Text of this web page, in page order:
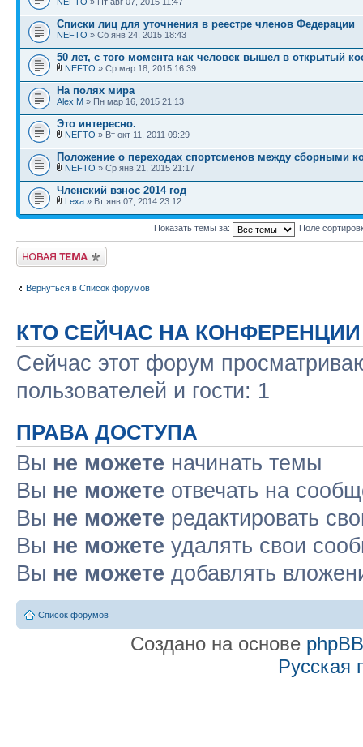
Списки лиц для уточнения в реестре членов Федерации
NEFTO » Сб янв 24, 2015 18:43
50 лет, с того момента как человек вышел в открытый
NEFTO » Ср мар 18, 2015 16:39
На полях мира
Alex M » Пн мар 16, 2015 21:13
Это интересно.
NEFTO » Вт окт 11, 2011 09:29
Положение о переходах спортсменов между сборными
NEFTO » Ср янв 21, 2015 21:17
Членский взнос 2014 год
Lexa » Вт янв 07, 2014 23:12
Показать темы за: Поле
Новая тема
Вернуться в Список форумов
КТО СЕЙЧАС НА КОНФЕРЕНЦИИ
Сейчас этот форум
пользователей и гости: 1
ПРАВА ДОСТУПА
Вы не можете начинать темы
Вы не можете отвечать на
Вы не можете редактировать
Вы не можете удалять свои
Вы не можете добавлять
Список форумов
Создано на основе phpBB
Русская